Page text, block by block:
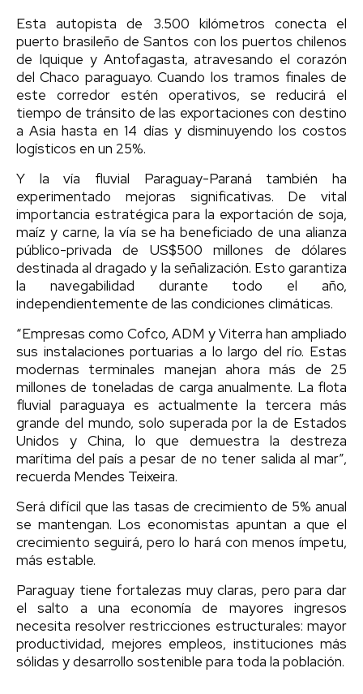
Esta autopista de 3.500 kilómetros conecta el
puerto brasileño de Santos con los puertos chilenos
de Iquique y Antofagasta, atravesando el corazón
del Chaco paraguayo. Cuando los tramos finales de
este corredor estén operativos, se reducirá el
tiempo de tránsito de las exportaciones con destino
a Asia hasta en 14 días y disminuyendo los costos
logísticos en un 25%.
Y la vía fluvial Paraguay-Paraná también ha
experimentado mejoras significativas. De vital
importancia estratégica para la exportación de soja,
maíz y carne, la vía se ha beneficiado de una alianza
público-privada de US$500 millones de dólares
destinada al dragado y la señalización. Esto garantiza
la navegabilidad durante todo el año,
independientemente de las condiciones climáticas.
“Empresas como Cofco, ADM y Viterra han ampliado
sus instalaciones portuarias a lo largo del río. Estas
modernas terminales manejan ahora más de 25
millones de toneladas de carga anualmente. La flota
fluvial paraguaya es actualmente la tercera más
grande del mundo, solo superada por la de Estados
Unidos y China, lo que demuestra la destreza
marítima del país a pesar de no tener salida al mar”,
recuerda Mendes Teixeira.
Será difícil que las tasas de crecimiento de 5% anual
se mantengan. Los economistas apuntan a que el
crecimiento seguirá, pero lo hará con menos ímpetu,
más estable.
Paraguay tiene fortalezas muy claras, pero para dar
el salto a una economía de mayores ingresos
necesita resolver restricciones estructurales: mayor
productividad, mejores empleos, instituciones más
sólidas y desarrollo sostenible para toda la población.